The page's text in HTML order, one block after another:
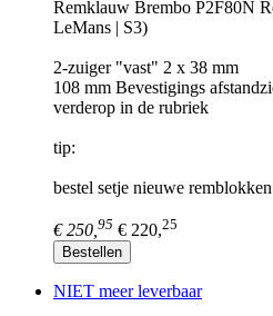
Remklauw Brembo P2F80N
LeMans | S3)
2-zuiger "vast" 2 x 38 mm
108 mm Bevestigings
verderop in de rubriek
tip:
bestel setje nieuwe
€ 250, 95 € 220,25
Bestellen
NIET meer leverbaar